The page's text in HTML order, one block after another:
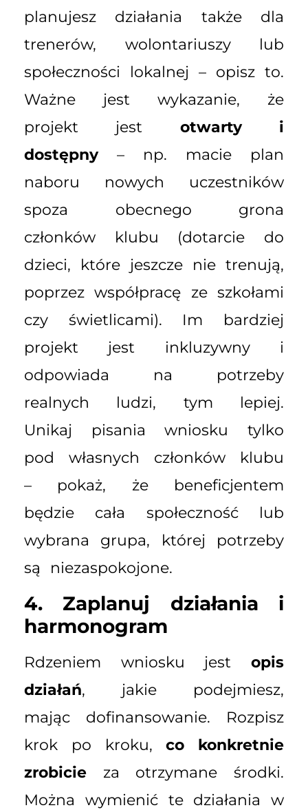
planujesz działania także dla
trenerów, wolontariuszy lub
społeczności lokalnej – opisz to.
Ważne jest wykazanie, że
projekt jest otwarty i
dostępny– np. macie plan
naboru nowych uczestników
spoza obecnego grona
członków klubu (dotarcie do
dzieci, które jeszcze nie trenują,
poprzez współpracę ze szkołami
czy świetlicami). Im bardziej
projekt jest inkluzywny i
odpowiada na potrzeby
realnych ludzi, tym lepiej.
Unikaj pisania wniosku tylko
pod własnych członków klubu
– pokaż, że beneficjentem
będzie cała społeczność lub
wybrana grupa, której potrzeby
są niezaspokojone.
4. Zaplanuj działania i
harmonogram
Rdzeniem wniosku jest opis
działań, jakie podejmiesz,
mając dofinansowanie. Rozpisz
krok po kroku,co konkretnie
zrobicie za otrzymane środki.
Można wymienić te działania w